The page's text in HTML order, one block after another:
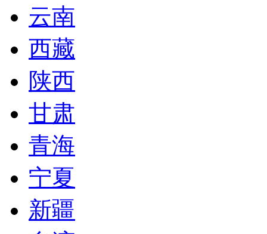
云南
西藏
陕西
甘肃
青海
宁夏
新疆